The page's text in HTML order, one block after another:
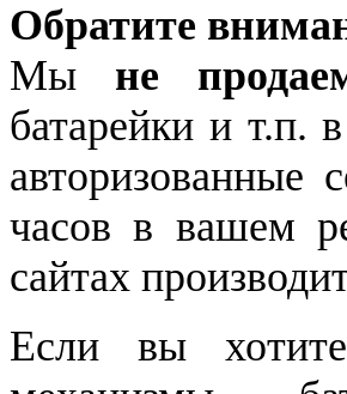
Обратите
Мы не
батарейки и т.п.
часов в вашем
сайтах
Если вы